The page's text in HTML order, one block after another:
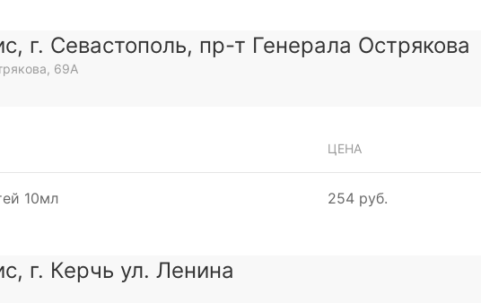
г. Севастополь, пр-т Генерала Острякова
69А
ЦЕНА
10мл 254 руб.
г. Керчь ул. Ленина